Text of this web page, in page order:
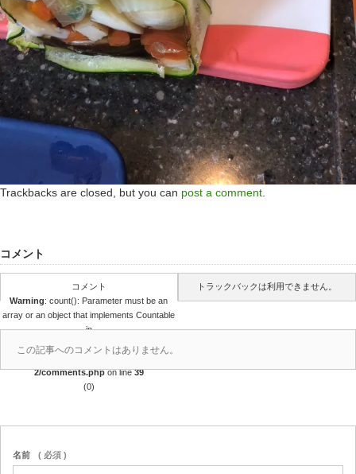
Trackbacks are closed, but you can post a comment.
コメント
コメント
Warning: count(): Parameter must be an
array or an object that implements Countable
in
/home/r4688280/public_html/takedataro.c
2/comments.phpon line39
(0)
トラックバックは利用できません。
この記事へのコメントはありません。
名前 ( 必須 )